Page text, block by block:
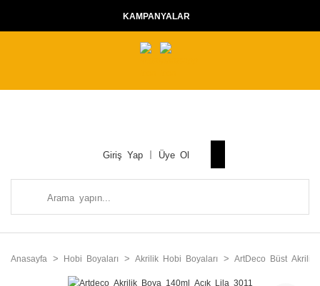
KAMPANYALAR
Giriş Yap Üye Ol
Anasayfa Hobi Boyaları Akrilik Hobi Boyaları ArtDeco Büst Akrilik